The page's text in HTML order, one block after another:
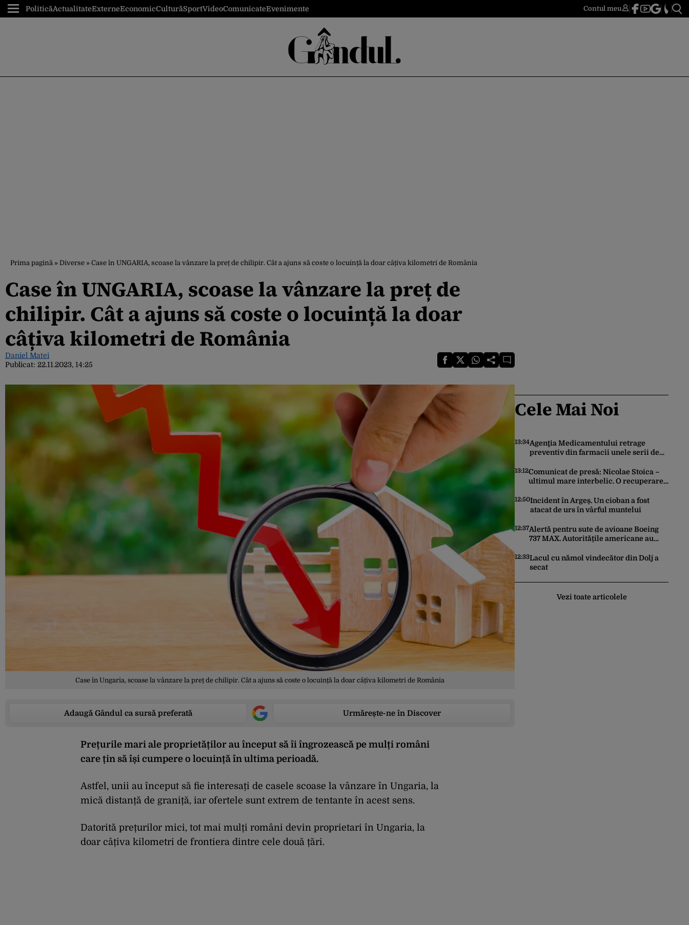
PoliticăActualitateExterneEconomicCulturăSportVideoComunicateEvenimente Contul meu
Prima pagină » Diverse » Case în UNGARIA, scoase la vânzare la preț de chilipir. Cât a ajuns să coste o locuință la doar câțiva kilometri de România
Case în UNGARIA, scoase la vânzare la preț de
chilipir. Cât a ajuns să coste o locuință la doar
câțiva kilometri de România
Daniel Matei
Publicat: 22.11.2023, 14:25
Case în Ungaria, scoase la vânzare la preț de chilipir. Cât a ajuns să coste o locuință la doar câțiva kilometri de România
Adaugă Gândul ca sursă preferată Urmărește-ne în Discover
Prețurile mari ale proprietăților au început să îi îngrozească pe mulți români
care țin să își cumpere o locuință în ultima perioadă.
Astfel, unii au început să fie interesați de casele scoase la vânzare în Ungaria, la
mică distanță de graniță, iar ofertele sunt extrem de tentante în acest sens.
Datorită prețurilor mici, tot mai mulți români devin proprietari în Ungaria, la
doar câțiva kilometri de frontiera dintre cele două țări.
Cele Mai Noi
13:34Agenţia Medicamentului retrage
preventiv din farmacii unele serii de
explicațiile
13:12Comunicat de presă: Nicolae Stoica –
ultimul mare interbelic. O recuperare
12:50Incident în Argeș. Un cioban a fost
atacat de urs în vârful muntelui
12:37Alertă pentru sute de avioane Boeing
737 MAX. Autoritățile americane au
unor fisuri în structura aeronavelor
12:33Lacul cu nămol vindecător din Dolj a
secat
Vezi toate articolele